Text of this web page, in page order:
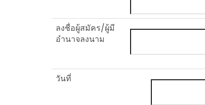
ลงชื่อผู้สมัคร/ผู้มี
อำนาจลงนาม
วันที่